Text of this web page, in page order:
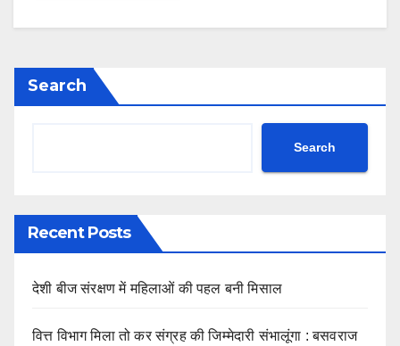
Search
Search
Recent Posts
देशी बीज संरक्षण में महिलाओं की पहल बनी मिसाल
वित्त विभाग मिला तो कर संग्रह की जिम्मेदारी संभालूंगा : बसवराज